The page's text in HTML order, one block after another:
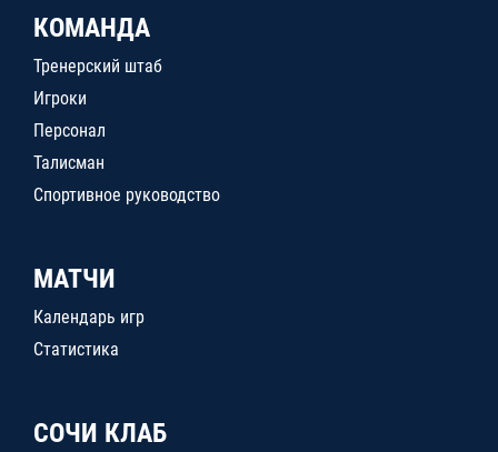
КОМАНДА
Тренерский штаб
Игроки
Персонал
Талисман
Спортивное руководство
МАТЧИ
Календарь игр
Статистика
СОЧИ КЛАБ